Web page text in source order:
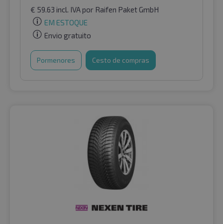
€ 59.63 incl. IVApor Raifen Paket GmbH
EM ESTOQUE
Envio gratuito
Pormenores Cesto de compras